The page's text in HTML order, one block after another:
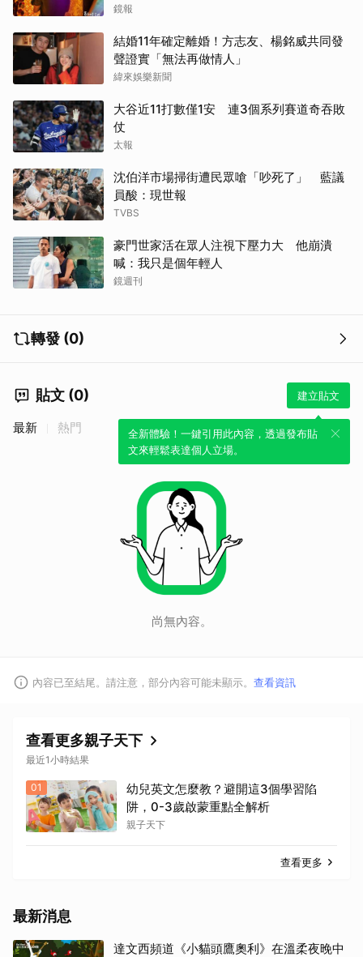
「這問題」洩端倪
鏡報
結婚11年確定離婚！方志友、楊銘威共同發
聲證實「無法再做情人」
緯來娛樂新聞
大谷近11打數僅1安 連3個系列賽道奇吞敗
仗
太報
沈伯洋市場掃街遭民眾嗆「吵死了」 藍議
員酸：現世報
TVBS
豪門世家活在眾人注視下壓力大 他崩潰
喊：我只是個年輕人
鏡週刊
轉發 (0)
貼文 (0) 建立貼文
全新體驗！一鍵引用此內容，透過發布貼
文來輕鬆表達個人立場。
最新 熱門
尚無內容。
內容已至結尾。請注意，部分內容可能未顯示。 查看資訊
查看更多親子天下
最近1小時結果
01
幼兒英文怎麼教？避開這3個學習陷
阱，0-3歲啟蒙重點全解析
親子天下
查看更多
最新消息
達文西頻道《小貓頭鷹奧利》在溫柔夜晚中